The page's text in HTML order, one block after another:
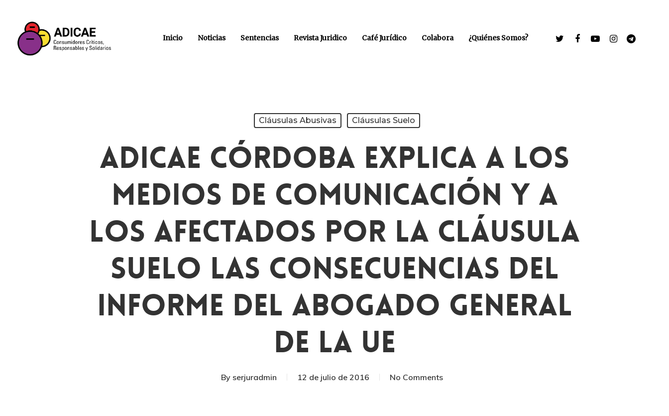
Inicio Noticias Sentencias Revista Juridico Café Jurídico Colabora ¿Quiénes Somos?
Cláusulas Abusivas Cláusulas Suelo
ADICAE Córdoba Explica A Los
Medios De Comunicación Y A
Los Afectados Por La Cláusula
Suelo Las Consecuencias Del
Informe Del Abogado General
De La UE
By serjuradmin 12 de julio de 2016 No Comments